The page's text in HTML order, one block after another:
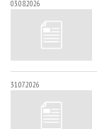
03.08.2026
31.07.2026